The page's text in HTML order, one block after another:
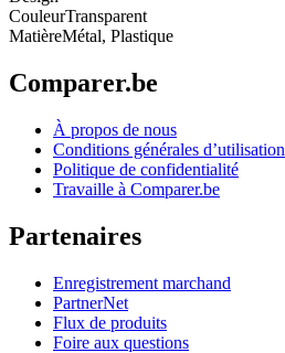
CouleurTransparent
MatièreMétal, Plastique
Comparer.be
À propos de nous
Conditions générales d’utilisation
Politique de confidentialité
Travaille à Comparer.be
Partenaires
Enregistrement marchand
PartnerNet
Flux de produits
Foire aux questions